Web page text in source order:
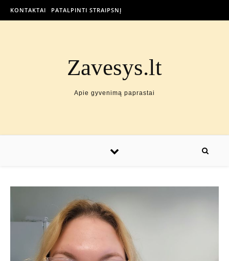
KONTAKTAI PATALPINTI STRAIPSNĮ
Zavesys.lt
Apie gyvenimą paprastai